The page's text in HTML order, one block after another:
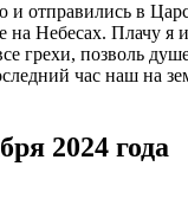
отправились в
на Небесах.
грехи, позволь
час наш на
2024 года